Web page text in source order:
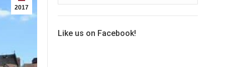
2017
Like us on Facebook!